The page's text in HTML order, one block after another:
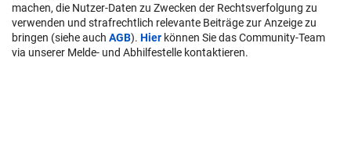
machen, die Nutzer-Daten zu Zwecken der Rechtsverfolgung zu
verwenden und strafrechtlich relevante Beiträge zur Anzeige zu
bringen (siehe auch AGB). Hier können Sie das Community-Team
via unserer Melde- und Abhilfestelle kontaktieren.